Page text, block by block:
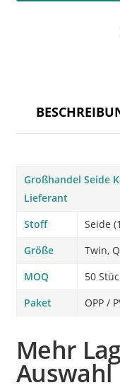
Großhandel Seide
Lieferant
Stoff
Seide
Größe
Twin,
MOQ
50
Paket
OPP /
Mehr
Auswahl